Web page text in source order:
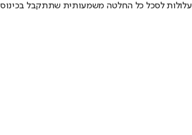
עלולות לסכל כל החלטה משמעותית שתתקבל בכינוס